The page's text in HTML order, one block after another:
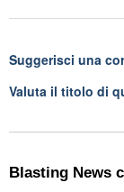
Suggerisci una
Valuta il titolo di
Blasting News